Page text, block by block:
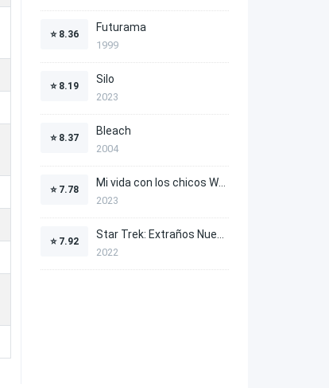
⭐ 8.36
Futurama
1999
⭐ 8.19
Silo
2023
⭐ 8.37
Bleach
2004
⭐ 7.78
2023
⭐ 7.92
2022